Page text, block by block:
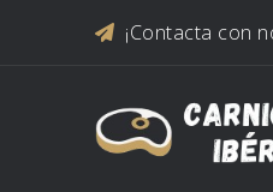
¡Contacta con